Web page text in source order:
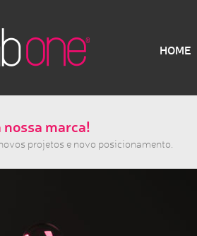
HOME
marca!
projetos e novo posicionamento.